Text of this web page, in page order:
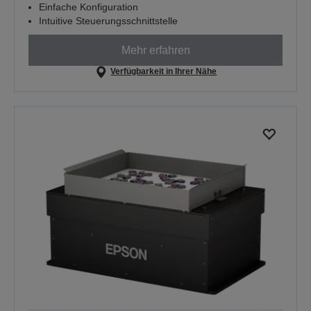
Einfache Konfiguration
Intuitive Steuerungsschnittstelle
Mehr erfahren
Verfügbarkeit in Ihrer Nähe